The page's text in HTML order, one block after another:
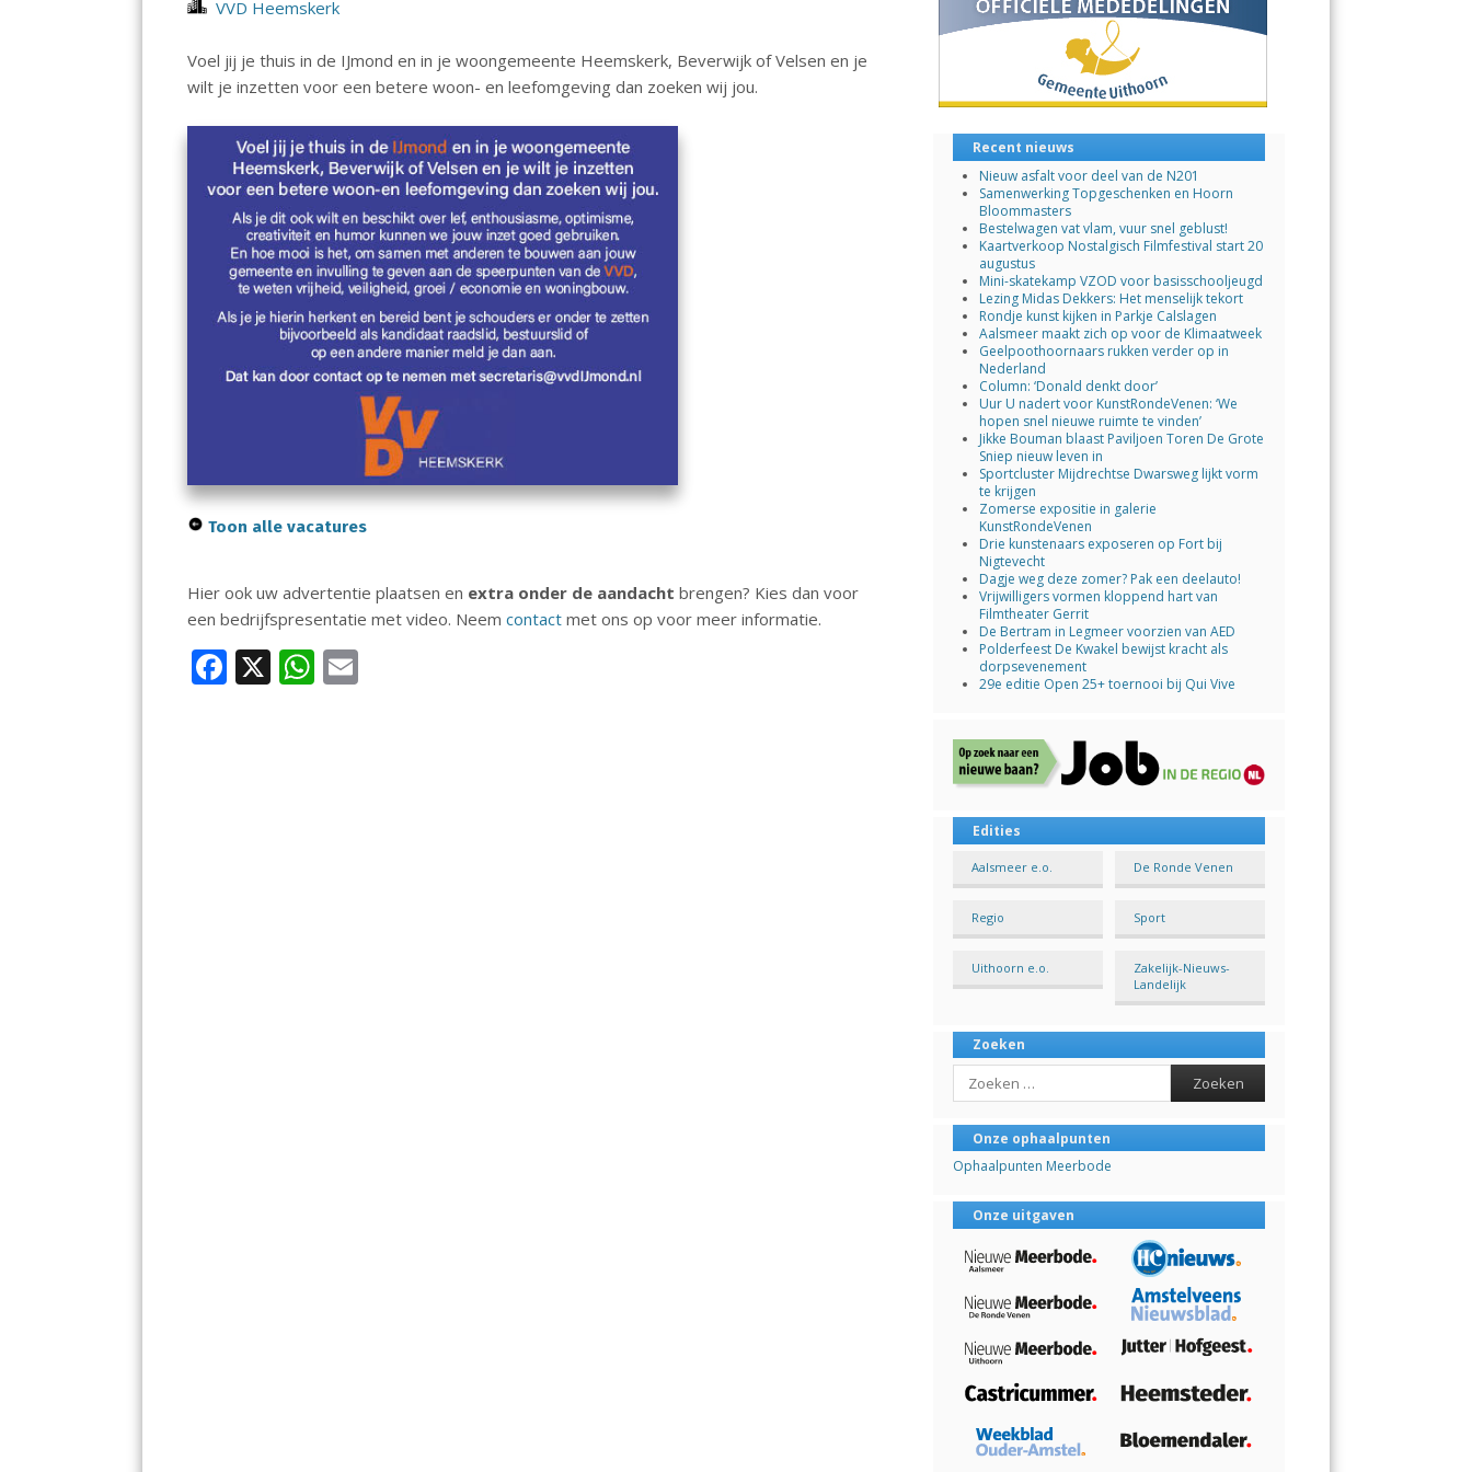
VVD Heemskerk
Voel jij je thuis in de IJmond en in je woongemeente Heemskerk, Beverwijk of Velsen en je
wilt je inzetten voor een betere woon- en leefomgeving dan zoeken wij jou.
Toon alle vacatures
Hier ook uw advertentie plaatsen en extra onder de aandacht brengen? Kies dan voor
een bedrijfspresentatie met video. Neemcontact met ons op voor meer informatie.
F X W
Recent nieuws
Nieuw asfalt voor deel van de N201
Samenwerking Topgeschenken en Hoorn
Bloommasters
Bestelwagen vat vlam, vuur snel geblust!
Kaartverkoop Nostalgisch Filmfestival start 20
augustus
Mini-skatekamp VZOD voor basisschooljeugd
Lezing Midas Dekkers: Het menselijk tekort
Rondje kunst kijken in Parkje Calslagen
Aalsmeer maakt zich op voor de Klimaatweek
Geelpoothoornaars rukken verder op in
Nederland
Column: ‘Donald denkt door’
Uur U nadert voor KunstRondeVenen: ‘We
hopen snel nieuwe ruimte te vinden’
Jikke Bouman blaast Paviljoen Toren De Grote
Sniep nieuw leven in
Sportcluster Mijdrechtse Dwarsweg lijkt vorm
te krijgen
Zomerse expositie in galerie
KunstRondeVenen
Drie kunstenaars exposeren op Fort bij
Nigtevecht
Dagje weg deze zomer? Pak een deelauto!
Vrijwilligers vormen kloppend hart van
Filmtheater Gerrit
De Bertram in Legmeer voorzien van AED
Polderfeest De Kwakel bewijst kracht als
dorpsevenement
29e editie Open 25+ toernooi bij Qui Vive
Edities
Aalsmeer e.o. De Ronde Venen
Regio Sport
Uithoorn e.o.
Zakelijk-Nieuws-
Landelijk
Zoeken
Search
Onze ophaalpunten
Ophaalpunten Meerbode
Onze uitgaven